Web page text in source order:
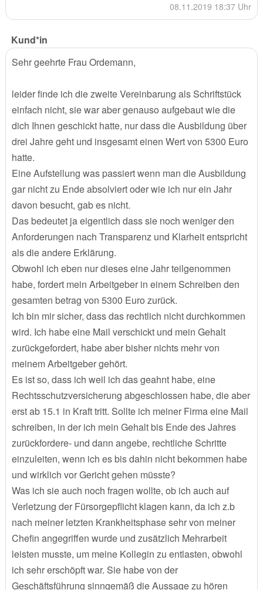
08.11.2019 18:37 Uhr
Kund*in
Sehr geehrte Frau Ordemann,
leider finde ich die zweite Vereinbarung als Schriftstück
einfach nicht, sie war aber genauso aufgebaut wie die
dich Ihnen geschickt hatte, nur dass die Ausbildung über
drei Jahre geht und insgesamt einen Wert von 5300 Euro
hatte.
Eine Aufstellung was passiert wenn man die Ausbildung
gar nicht zu Ende absolviert oder wie ich nur ein Jahr
davon besucht, gab es nicht.
Das bedeutet ja eigentlich dass sie noch weniger den
Anforderungen nach Transparenz und Klarheit entspricht
als die andere Erklärung.
Obwohl ich eben nur dieses eine Jahr teilgenommen
habe, fordert mein Arbeitgeber in einem Schreiben den
gesamten betrag von 5300 Euro zurück.
Ich bin mir sicher, dass das rechtlich nicht durchkommen
wird. Ich habe eine Mail verschickt und mein Gehalt
zurückgefordert, habe aber bisher nichts mehr von
meinem Arbeitgeber gehört.
Es ist so, dass ich weil ich das geahnt habe, eine
Rechtsschutzversicherung abgeschlossen habe, die aber
erst ab 15.1 in Kraft tritt. Sollte ich meiner Firma eine Mail
schreiben, in der ich mein Gehalt bis Ende des Jahres
zurückfordere- und dann angebe, rechtliche Schritte
einzuleiten, wenn ich es bis dahin nicht bekommen habe
und wirklich vor Gericht gehen müsste?
Was ich sie auch noch fragen wollte, ob ich auch auf
Verletzung der Fürsorgepflicht klagen kann, da ich z.b
nach meiner letzten Krankheitsphase sehr von meiner
Chefin angegriffen wurde und zusätzlich Mehrarbeit
leisten musste, um meine Kollegin zu entlasten, obwohl
ich sehr erschöpft war. Sie habe von der
Geschäftsführung sinngemäß die Aussage zu hören